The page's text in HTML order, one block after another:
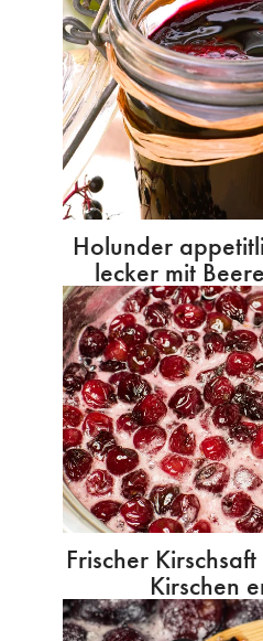
Holunder
lecker mit
Frischer
Kirschen